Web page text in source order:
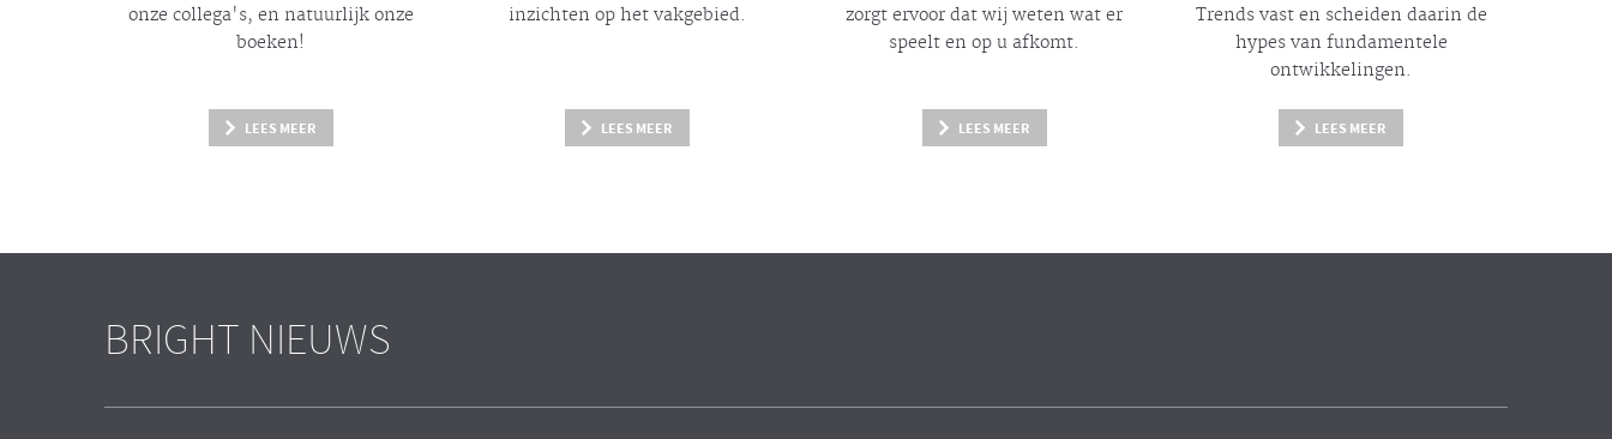
onze collega's, en natuurlijk onze
boeken!
LEES MEER
inzichten op het vakgebied.
LEES MEER
zorgt ervoor dat wij weten wat er
speelt en op u afkomt.
LEES MEER
Trends vast en scheiden daarin de
hypesvan fundamentele
ontwikkelingen.
LEES MEER
BRIGHT NIEUWS